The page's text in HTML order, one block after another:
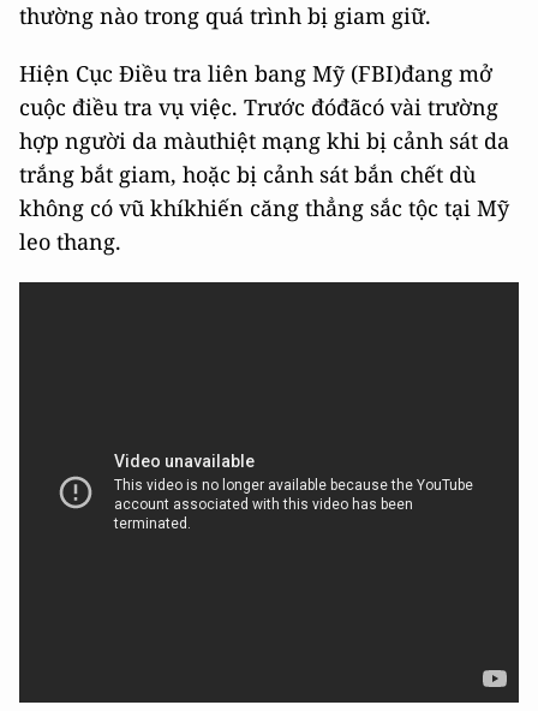
thường nào trong quá trình bị giam giữ.
Hiện Cục Điều tra liên bang Mỹ (FBI)đang mở
cuộc điều tra vụ việc. Trước đóđãcó vài trường
hợp người da màuthiệt mạng khi bị cảnh sát da
trắng bắt giam, hoặc bị cảnh sát bắn chết dù
không có vũ khíkhiến căng thẳng sắc tộc tại Mỹ
leo thang.